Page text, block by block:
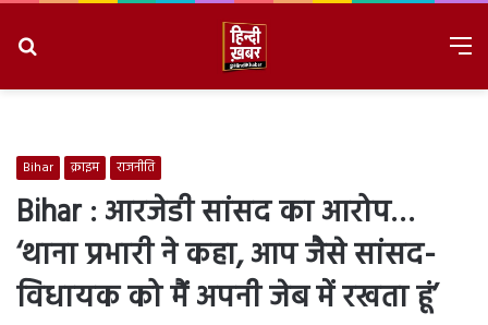
Bihar क्राइम राजनीति
Bihar : आरजेडी सांसद का आरोप…
‘थाना प्रभारी ने कहा, आप जैसे सांसद-
विधायक को मैं अपनी जेब में रखता हूं’